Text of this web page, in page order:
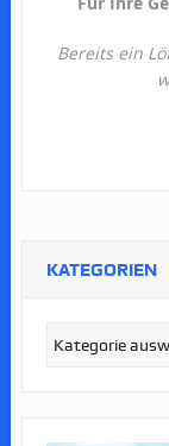
Bereits ein
KATEGORIEN